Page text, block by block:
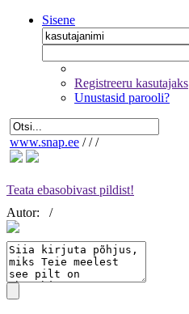
Sisene
Registreeru kasutajaks
Unustasid parooli?
www.snap.ee / / /
Teata ebasobivast pildist!
Autor:
/